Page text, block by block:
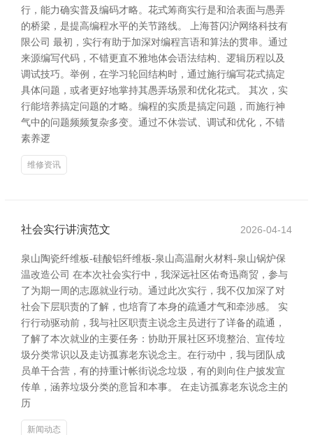
行，能力确实普及编码才略。花式筹商实行是和洽表面与愚弄
的桥梁，是提高编程水平的关节路线。 上海苔闪沪网络科技有
限公司 最初，实行有助于加深对编程言语和算法的贯串。通过
来源编写代码，不错更直不雅地体会语法结构、逻辑历程以及
调试技巧。举例，在学习轮回结构时，通过施行编写花式搞定
具体问题，或者更好地掌持其愚弄场景和优化花式。 其次，实
行能培养搞定问题的才略。编程的实质是搞定问题，而施行神
气中的问题频频复杂多变。通过不休尝试、调试和优化，不错
素养逻
维修资讯
社会实行讲演范文 2026-04-14
泉山陶瓷纤维板-硅酸铝纤维板-泉山高温耐火材料-泉山锅炉保
温改造公司 在本次社会实行中，我深远社区佑奇迅商贸，参与
了为期一周的志愿就业行动。通过此次实行，我不仅加深了对
社会下层职责的了解，也培育了本身的疏通才气和牵涉感。 实
行行动驱动前，我与社区职责主说念主员进行了详备的疏通，
了解了本次就业的主要任务：协助开展社区环境整治、宣传垃
圾分类常识以及走访孤寡老东说念主。在行动中，我与团队成
员单干合营，有的持重计帐街说念垃圾，有的则向住户披发宣
传单，涵养垃圾分类的意旨和本事。 在走访孤寡老东说念主的
历
新闻动态